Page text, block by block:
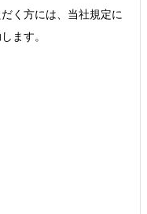
く方には、当社規定に
ます。